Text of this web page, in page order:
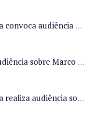
Comissão da Câmara convoca audiência para discutir misoginia nas escolas e universidades após divulgação de listas misóginas
Câmara promove audiência sobre Marco de Fomento à Economia Digital e impactos da inteligência artificial
Comissão da Câmara realiza audiência sobre apostas online para medir o tamanho do mercado ilegal